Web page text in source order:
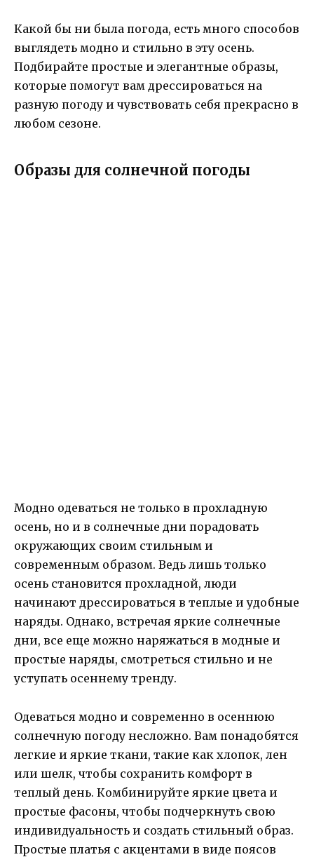
Какой бы ни была погода, есть много способов
выглядеть модно и стильно в эту осень.
Подбирайте простые и элегантные образы,
которые помогут вам дрессироваться на
разную погоду и чувствовать себя прекрасно в
любом сезоне.
Образы для солнечной погоды
Модно одеваться не только в прохладную
осень, но и в солнечные дни порадовать
окружающих своим стильным и
современным образом. Ведь лишь только
осень становится прохладной, люди
начинают дрессироваться в теплые и удобные
наряды. Однако, встречая яркие солнечные
дни, все еще можно наряжаться в модные и
простые наряды, смотреться стильно и не
уступать осеннему тренду.
Одеваться модно и современно в осеннюю
солнечную погоду несложно. Вам понадобятся
легкие и яркие ткани, такие как хлопок, лен
или шелк, чтобы сохранить комфорт в
теплый день. Комбинируйте яркие цвета и
простые фасоны, чтобы подчеркнуть свою
индивидуальность и создать стильный образ.
Простые платья с акцентами в виде поясов